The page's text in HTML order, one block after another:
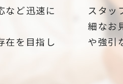
など迅速に
在を目指し
スタッ
細なお
や強引